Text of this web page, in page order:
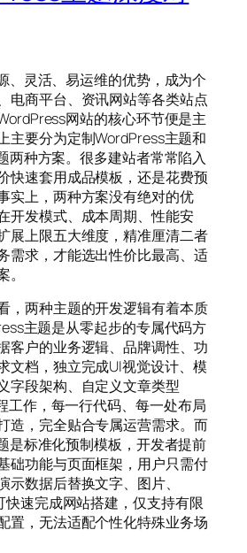
、灵活、易运维的优势，成为个
电商平台、资讯网站等各类站点
网站的核心环节便是主
主要分为定制WordPress主题和
两种方案。很多建站者常常陷入
快速套用成品模板，还是花费预
实上，两种方案没有绝对的优
开发模式、成本周期、性能安
展上限五大维度，精准厘清二者
需求，才能选出性价比最高、适
，两种主题的开发逻辑有着本质
主题是从零起步的专属代码方
客户的业务逻辑、品牌调性、功
文档，独立完成UI视觉设计、模
字段架构、自定义文章类型
工作，每一行代码、每一处布局
造，完全贴合专属运营需求。而
是标准化预制模板，开发者提前
础功能与页面框架，用户只需付
示数据后替换文字、图片、
快速完成网站搭建，仅支持有限
置，无法适配个性化特殊业务场